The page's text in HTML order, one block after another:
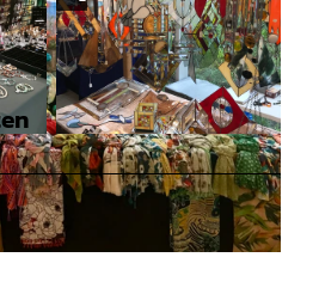
|
GmbH |
BY-SA
© Bad Zwischenahner Touristik GmbH |
CC-BY-SA